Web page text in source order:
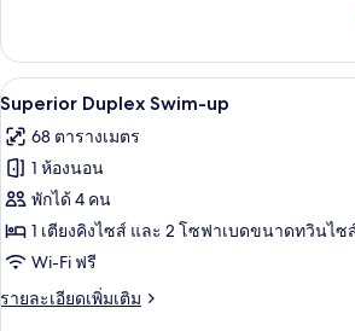
เกี่ยว
กับ
Superior
Room
Swim-
up
เปิด
ภาพถ่าย
ทั้งหมด
ของ
Superior
Duplex
Swim-
up
Superior
5
Superior Duplex Swim-up
68 ตารางเมตร
1 ห้องนอน
พักได้ 4 คน
1 เตียงคิงไซส์ และ 2 โซฟาเบดขนาดทวินไซ
Wi-Fi ฟรี
รายละเอียดเพิ่มเติม
ราย